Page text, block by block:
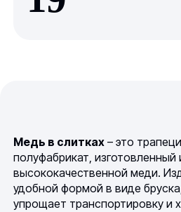
Медь в слитках – это
полуфабрикат, изготовленный
высококачественной меди.
удобной формой в виде
упрощает транспортировку и